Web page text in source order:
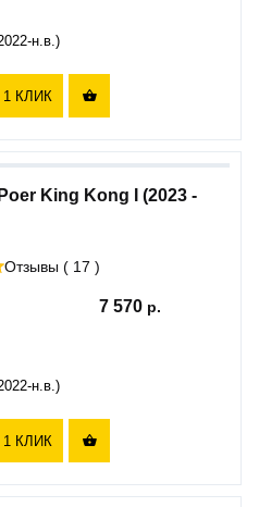
н.в.)
КЛИК 
King Kong I (2023 -
Отзывы ( 17 )
7 570
н.в.)
КЛИК 